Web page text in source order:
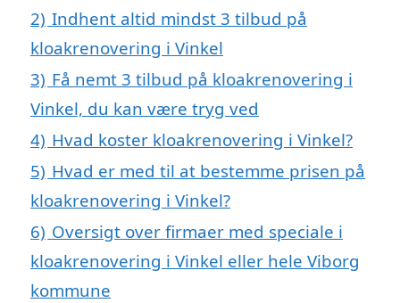
2) Indhent altid mindst 3 tilbud på
kloakrenovering i Vinkel
3) Få nemt 3 tilbud på kloakrenovering i
Vinkel, du kan være tryg ved
4) Hvad koster kloakrenovering i Vinkel?
5) Hvad er med til at bestemme prisen på
kloakrenovering i Vinkel?
6) Oversigt over firmaer med speciale i
kloakrenovering i Vinkel eller hele Viborg
kommune